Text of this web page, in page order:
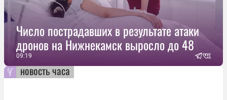
Число пострадавших в результате атаки
дронов на Нижнекамск выросло до 48
09:19
новость часа